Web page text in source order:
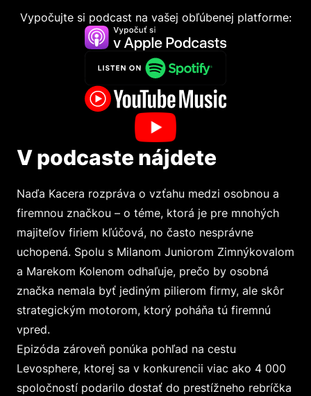
Vypočujte si podcast na vašej obľúbenej platforme:
V podcaste nájdete
Naďa Kacera rozpráva o vzťahu medzi osobnou a
firemnou značkou – o téme, ktorá je pre mnohých
majiteľov firiem kľúčová, no často nesprávne
uchopená. Spolu s Milanom Juniorom Zimnýkovalom
a Marekom Kolenom odhaľuje, prečo by osobná
značka nemala byť jediným pilierom firmy, ale skôr
strategickým motorom, ktorý poháňa tú firemnú
vpred.
Epizóda zároveň ponúka pohľad na cestu
Levosphere, ktorej sa v konkurencii viac ako 4 000
spoločností podarilo dostať do prestížneho rebríčka